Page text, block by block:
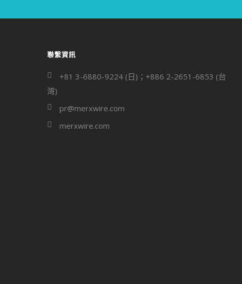
聯繫資訊
+81 3-6880-9224 (日)；+886 2-2651-6853 (台
灣)
pr@merxwire.com
merxwire.com